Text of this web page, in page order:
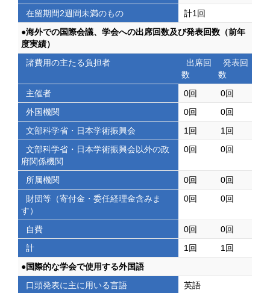
在留期間2週間未満のもの
計1回
●海外での国際会議、学会への出席回数及び発表回数（前年
度実績）
諸費用の主たる負担者
出席回
数
発表回
数
主催者
0回
0回
外国機関
0回
0回
文部科学省・日本学術振興会
1回
1回
文部科学省・日本学術振興会以外の政
府関係機関
0回 0回
所属機関 0回
0回
財団等（寄付金・委任経理金含みま
す）
0回 0回
自費 0回
0回
計
1回
1回
●国際的な学会で使用する外国語
口頭発表に主に用いる言語
英語